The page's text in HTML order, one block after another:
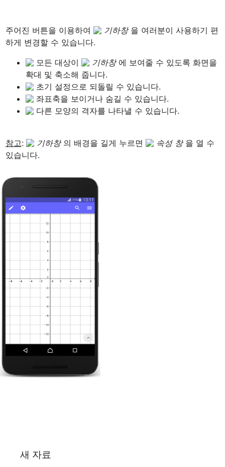
주어진 버튼을 이용하여 기하창 을 여러분이 사용하기 편
모든 대상이
기하창 에 보여줄 수 있도록 화면을
확대 및 축소해 줍니다.
초기 설정으로 되돌릴 수 있습니다.
좌표축을 보이거나 숨길 수 있습니다.
다른 모양의 격자를 나타낼 수 있습니다.
참고: 기하창 의 배경을 길게 누르면 속성 창 을 열 수
있습니다.
새 자료